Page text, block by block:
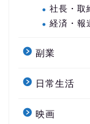
社長・取
経済・報
副業
日常生活
映画